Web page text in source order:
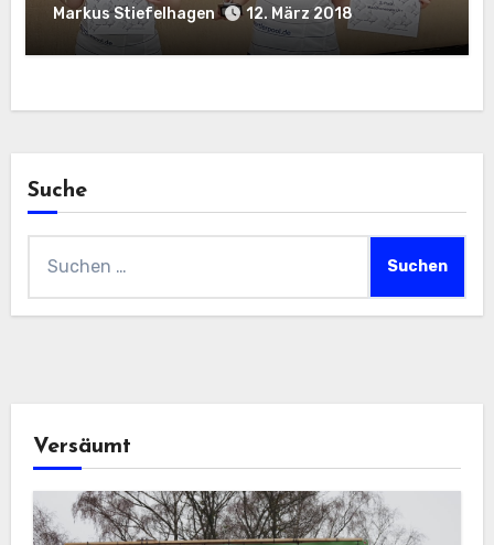
Markus Stiefelhagen 12. März 2018
Suche
nach:
Versäumt